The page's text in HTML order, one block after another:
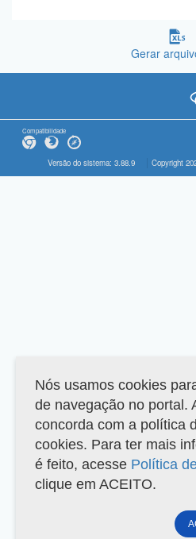
Gerar
Compatibilidade
Versão do sistema: 3.88.9 Copyright
Nós usamos cookies
de navegação no portal.
concorda com a política
cookies. Para ter mais
é feito, acesse Política
clique em ACEITO.